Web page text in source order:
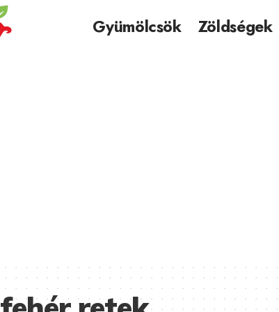
Gyümölcsök Zöldségek